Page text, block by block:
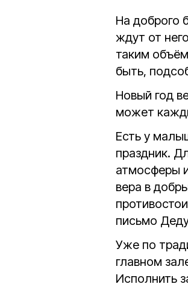
На доброго
ждут от
таким
быть,
Новый год
может
Есть у
праздник.
атмосферы
вера в
письмо
Уже по
главном
Исполнить